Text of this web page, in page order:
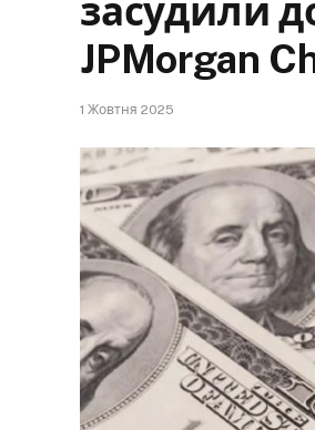
засудили
JPMorgan
1 Жовтня 2025